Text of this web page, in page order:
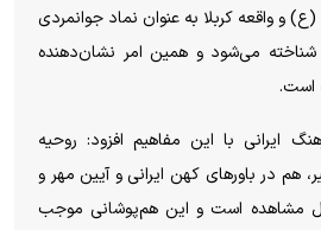
واقعه کربلا به عنوان نماد جوانمردی
شناخته می‌شود و همین امر نشان‌دهنده
است.
ایرانی با این مفاهیم افزود: روحیه
هم در باور‌های کهن ایرانی و آیین مهر و
مشاهده است و این هم‌پوشانی موجب